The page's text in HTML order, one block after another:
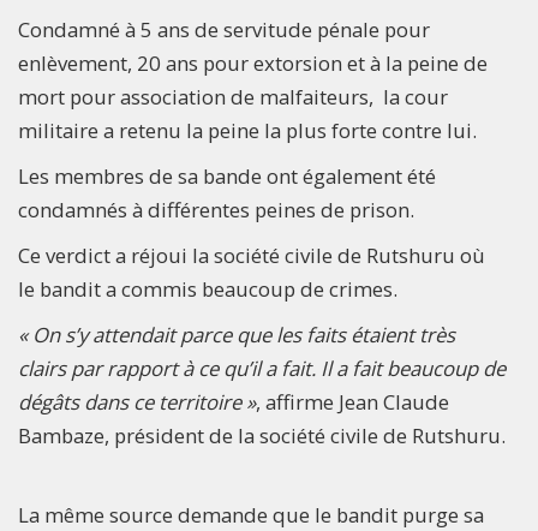
Condamné à 5 ans de servitude pénale pour
enlèvement, 20 ans pour extorsion et à la peine de
mort pour association de malfaiteurs, la cour
militaire a retenu la peine la plus forte contre lui.
Les membres de sa bande ont également été
condamnés à différentes peines de prison.
Ce verdict a réjoui la société civile de Rutshuru où
le bandit a commis beaucoup de crimes.
« On s’y attendait parce que les faits étaient très
clairs par rapport à ce qu’il a fait. Il a fait beaucoup de
dégâts dans ce territoire », affirme Jean Claude
Bambaze, président de la société civile de Rutshuru.
La même source demande que le bandit purge sa